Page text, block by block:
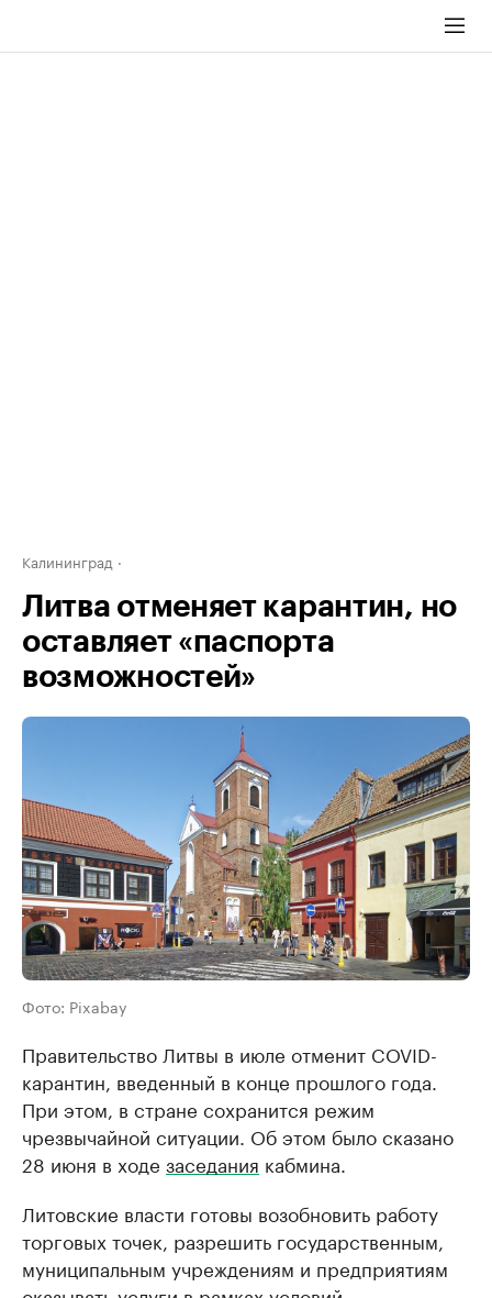
Калининград
Литва отменяет карантин, но
оставляет «паспорта
возможностей»
Фото: Pixabay
Правительство Литвы в июле отменит COVID-
карантин, введенный в конце прошлого года.
При этом, в стране сохранится режим
чрезвычайной ситуации. Об этом было сказано
28 июня в ходе заседания кабмина.
Литовские власти готовы возобновить работу
торговых точек, разрешить государственным,
муниципальным учреждениям и предприятиям